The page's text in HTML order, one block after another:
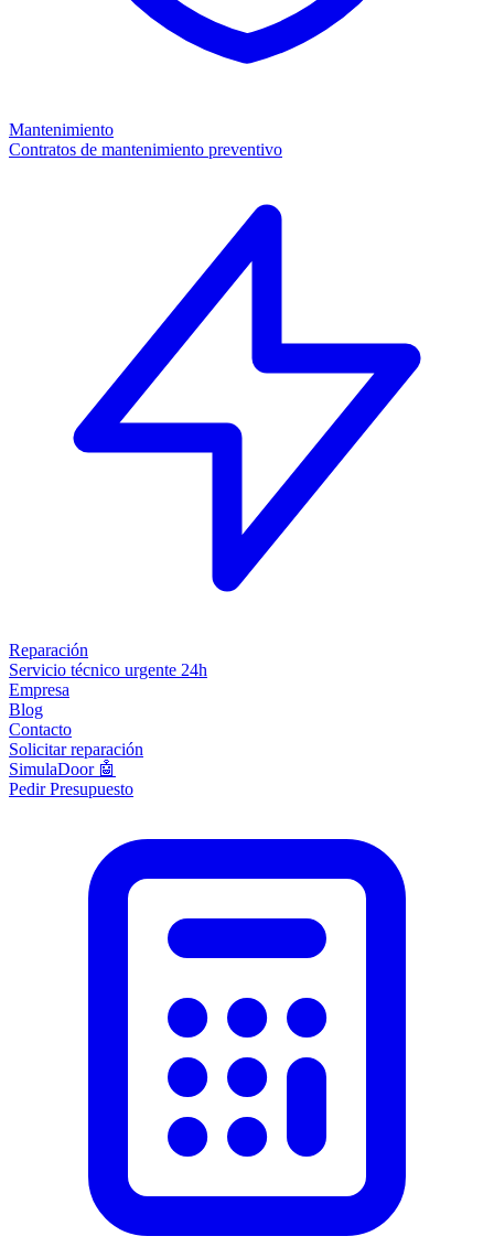
Mantenimiento
Contratos de mantenimiento preventivo
Reparación
Servicio técnico urgente 24h
Empresa
Blog
Contacto
Solicitar reparación
SimulaDoor 🤖
Pedir Presupuesto